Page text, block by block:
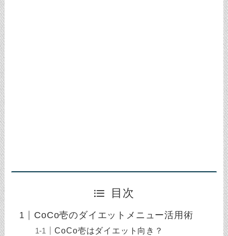
目次
CoCo壱のダイエットメニュー活用術
CoCo壱はダイエット向き？